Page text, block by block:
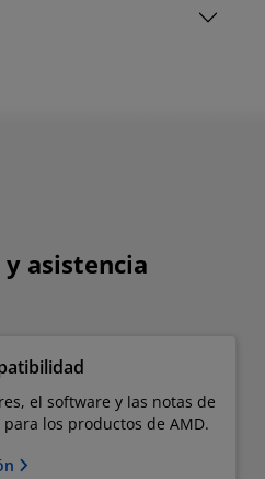
y asistencia
el software y las notas de
los productos de AMD.